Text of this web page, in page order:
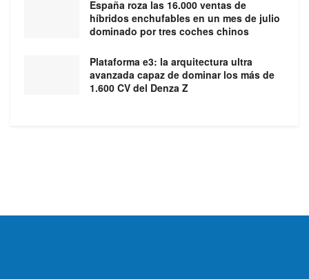
España roza las 16.000 ventas de
híbridos enchufables en un mes de julio
dominado por tres coches chinos
Plataforma e3: la arquitectura ultra
avanzada capaz de dominar los más de
1.600 CV del Denza Z